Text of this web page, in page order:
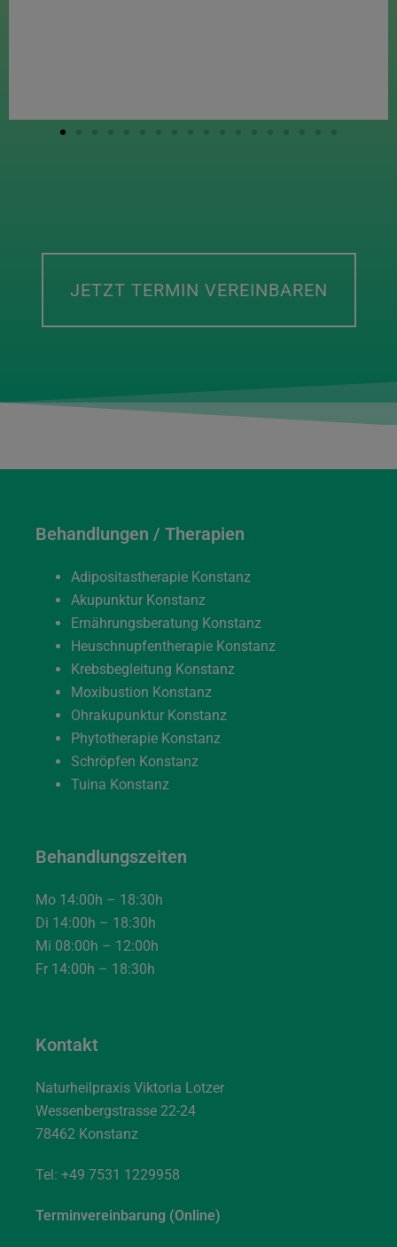
JETZT TERMIN VEREINBAREN
Behandlungen / Therapien
Adipositastherapie Konstanz
Akupunktur Konstanz
Ernährungsberatung Konstanz
Heuschnupfentherapie Konstanz
Krebsbegleitung Konstanz
Moxibustion Konstanz
Ohrakupunktur Konstanz
Phytotherapie Konstanz
Schröpfen Konstanz
Tuina Konstanz
Behandlungszeiten
Mo 14:00h – 18:30h
Di 14:00h – 18:30h
Mi 08:00h – 12:00h
Fr 14:00h – 18:30h
Kontakt
Naturheilpraxis Viktoria Lotzer
Wessenbergstrasse 22-24
78462 Konstanz
Tel: +49 7531 1229958
Terminvereinbarung (Online)